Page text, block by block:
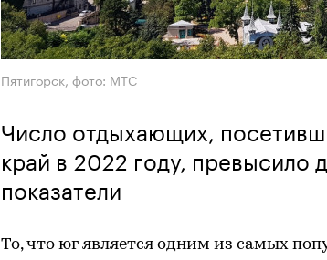
Пятигорск, фото: МТС
Число отдыхающих,
край в 2022 году, превысило
показатели
То, что юг является одним из самых